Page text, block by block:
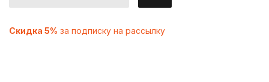
Скидка 5% за подписку на рассылку